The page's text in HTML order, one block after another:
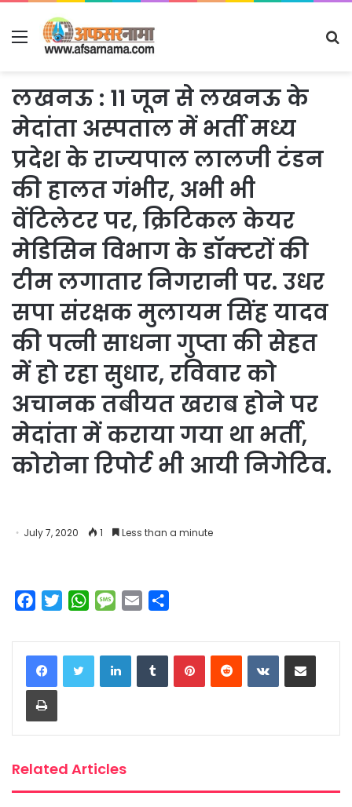
Menu
लखनऊ : 11 जून से लखनऊ के
मेदांता अस्पताल में भर्ती मध्य
प्रदेश के राज्यपाल लालजी टंडन
की हालत गंभीर, अभी भी
वेंटिलेटर पर, क्रिटिकल केयर
मेडिसिन विभाग के डॉक्टरों की
टीम लगातार निगरानी पर. उधर
सपा संरक्षक मुलायम सिंह यादव
की पत्नी साधना गुप्ता की सेहत
में हो रहा सुधार, रविवार को
अचानक तबीयत खराब होने पर
मेदांता में कराया गया था भर्ती,
कोरोना रिपोर्ट भी आयी निगेटिव.
July 7, 2020 1 Less than a minute
c
e
b
o
o
i
t
t
W
a
t
s
M
s
s
a
a
i
a
r
e
LinkedInTumblrPinterestReddit VKontakteShare via Email
Print
Related Articles